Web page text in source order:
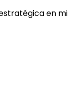
en mi